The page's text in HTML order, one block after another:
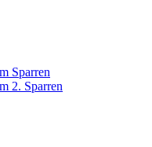
Sparren
2. Sparren